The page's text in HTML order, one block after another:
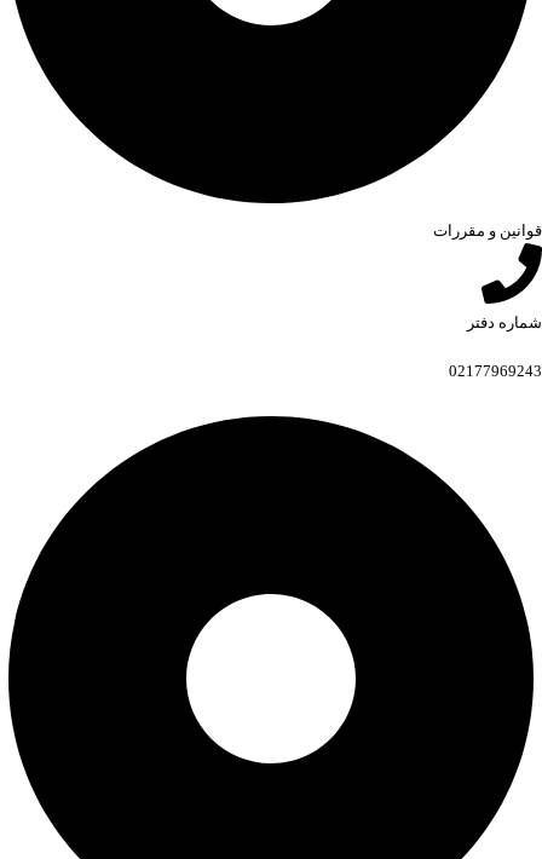
قوانین و مقررات
شماره دفتر
02177969243